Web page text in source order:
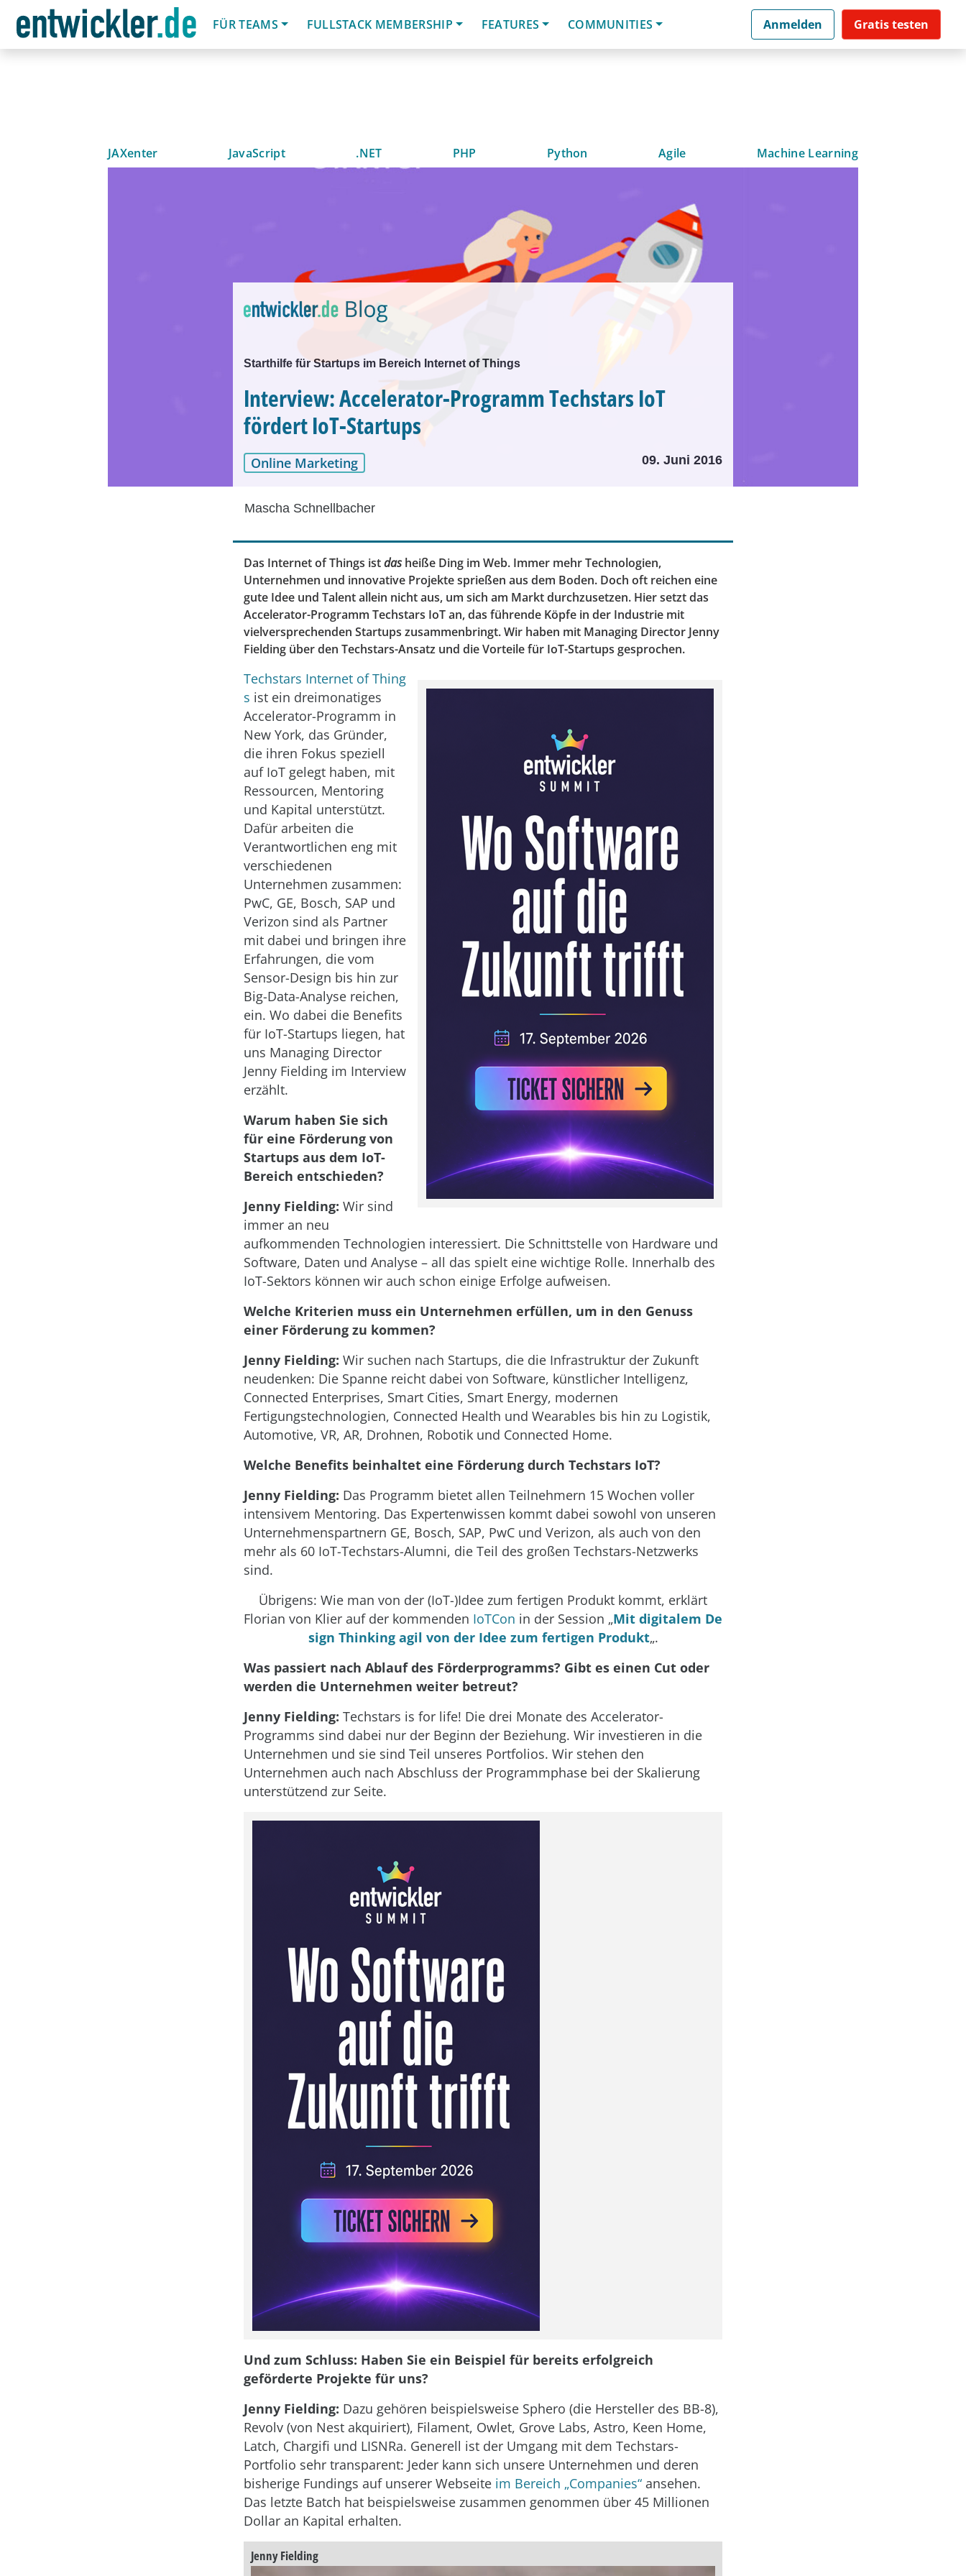
FÜR TEAMS
FULLSTACK MEMBERSHIP FEATURES COMMUNITIES Anmelden Gratis testen
JAXenter JavaScript .NET PHP Python Agile Machine Learning
Starthilfe für Startups im Bereich Internet of Things
Interview: Accelerator-Programm Techstars IoT
fördert IoT-Startups
Online Marketing 09. Juni 2016
Mascha Schnellbacher
Das Internet of Things istdasheiße Ding im Web. Immer mehr Technologien,
Unternehmen und innovative Projekte sprießen aus dem Boden. Doch oft reichen eine
gute Idee und Talent allein nicht aus, um sich am Markt durchzusetzen. Hier setzt das
Accelerator-Programm Techstars IoT an, das führende Köpfe in der Industrie mit
vielversprechenden Startups zusammenbringt. Wir haben mit Managing Director Jenny
Fielding über den Techstars-Ansatz und die Vorteile für IoT-Startups gesprochen.
Techstars Internet of Thing
s ist ein dreimonatiges
Accelerator-Programm in
New York, das Gründer,
die ihren Fokus speziell
auf IoT gelegt haben, mit
Ressourcen, Mentoring
und Kapital unterstützt.
Dafür arbeiten die
Verantwortlichen eng mit
verschiedenen
Unternehmen zusammen:
PwC, GE, Bosch, SAP und
Verizon sind als Partner
mit dabei und bringen ihre
Erfahrungen, die vom
Sensor-Design bis hin zur
Big-Data-Analyse reichen,
ein. Wo dabei die Benefits
für IoT-Startups liegen, hat
uns Managing Director
Jenny Fielding im Interview
erzählt.
Warum haben Sie sich
für eine Förderung von
Startups aus dem IoT-
Bereich entschieden?
Jenny Fielding: Wir sind
immer an neu
aufkommenden Technologien interessiert. Die Schnittstelle von Hardware und
Software, Daten und Analyse – all das spielt eine wichtige Rolle. Innerhalb des
IoT-Sektors können wir auch schon einige Erfolge aufweisen.
Welche Kriterien muss ein Unternehmen erfüllen, um in den Genuss
einer Förderung zu kommen?
Jenny Fielding: Wir suchen nach Startups, die die Infrastruktur der Zukunft
neudenken: Die Spanne reicht dabei von Software, künstlicher Intelligenz,
Connected Enterprises, Smart Cities, Smart Energy, modernen
Fertigungstechnologien, Connected Health und Wearables bis hin zu Logistik,
Automotive, VR, AR, Drohnen, Robotik und Connected Home.
Welche Benefits beinhaltet eine Förderung durch Techstars IoT?
Jenny Fielding: Das Programm bietet allen Teilnehmern 15 Wochen voller
intensivem Mentoring. Das Expertenwissen kommt dabei sowohl von unseren
Unternehmenspartnern GE, Bosch, SAP, PwC und Verizon, als auch von den
mehr als 60 IoT-Techstars-Alumni, die Teil des großen Techstars-Netzwerks
sind.
Übrigens: Wie man von der (IoT-)Idee zum fertigen Produkt kommt, erklärt
Florian von Klier auf der kommenden IoTCon in der Session „Mit digitalem De
sign Thinking agil von der Idee zum fertigen Produkt„.
Was passiert nach Ablauf des Förderprogramms? Gibt es einen Cut oder
werden die Unternehmen weiter betreut?
Jenny Fielding: Techstars is for life! Die drei Monate des Accelerator-
Programms sind dabei nur der Beginn der Beziehung. Wir investieren in die
Unternehmen und sie sind Teil unseres Portfolios. Wir stehen den
Unternehmen auch nach Abschluss der Programmphase bei der Skalierung
unterstützend zur Seite.
Und zum Schluss: Haben Sie ein Beispiel für bereits erfolgreich
geförderte Projekte für uns?
Jenny Fielding: Dazu gehören beispielsweise Sphero (die Hersteller des BB-8),
Revolv (von Nest akquiriert), Filament, Owlet, Grove Labs, Astro, Keen Home,
Latch, Chargifi und LISNRa. Generell ist der Umgang mit dem Techstars-
Portfolio sehr transparent: Jeder kann sich unsere Unternehmen und deren
bisherige Fundings auf unserer Webseite im Bereich „Companies“ ansehen.
Das letzte Batch hat beispielsweise zusammen genommen über 45 Millionen
Dollar an Kapital erhalten.
Jenny Fielding